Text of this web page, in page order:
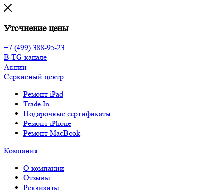
Уточнение цены
+7 (499) 388-95-23
В TG-канале
Акции
Сервисный центр
Ремонт iPad
Trade In
Подарочные сертификаты
Ремонт iPhone
Ремонт MacBook
Компания
О компании
Отзывы
Реквизиты